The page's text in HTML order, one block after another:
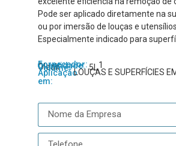
Pode ser aplicado diretamente na
ou por imersão de louças e
Especialmente indicado para
Fornecedor:
Oleak
Quantidade: 1
Volume: 5L
Aplicação
em:
LOUÇAS E SUPERFÍCIES